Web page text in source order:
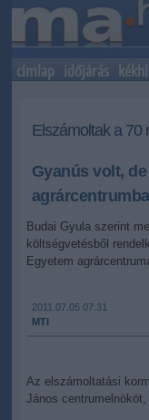
címlap időjárás
Elszámoltak a 70
Gyanús volt,
Budai Gyula szerint
költségvetésből
Egyetem
2011.07.05 07:31
MTI
Az elszámoltatási
János